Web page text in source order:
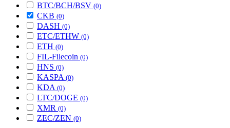
BTC/BCH/BSV (0)
CKB (0)
DASH (0)
ETC/ETHW (0)
ETH (0)
FIL-Filecoin (0)
HNS (0)
KASPA (0)
KDA (0)
LTC/DOGE (0)
XMR (0)
ZEC/ZEN (0)